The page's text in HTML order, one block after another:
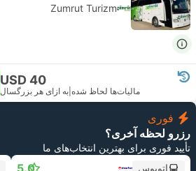
Zumrut Turizm
USD 40
مالیات‌ها لحاظ شده به ازای هر بزرگسال
فوری
رزرو لحظه آخری؟
تأیید فوری برای بهترین انتخاب‌های ما
اتوبوس
5.0